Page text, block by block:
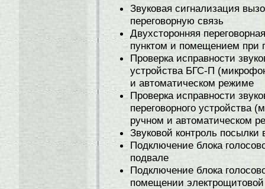
Звуковая сигнализация
переговорную связь
Двухсторонняя
пунктом и помещением при
Проверка исправности
устройства БГС-П
и автоматическом режиме
Проверка исправности
переговорного устройства
ручном и автоматическом
Звуковой контроль
Подключение блока
подвале
Подключение блока
помещении электрощитовой